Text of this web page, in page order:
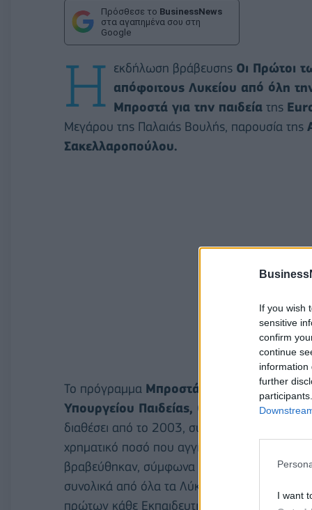
If you wish
sensitive
confirm
continue
information
further
I want
Πρόσθεσε το BusinessNews
στα αγαπημένα σου στη
Google
Η εκδήλωση βράβευσης Οι Πρώτοι
απόφοιτους Λυκείου από όλη
Μπροστά για την παιδεία της
Μεγάρου της Παλαιάς Βουλής, παρουσία της
Σακελλαροπούλου.
Το πρόγραμμα Μπροστά για την Παιδεία,
Υπουργείου Παιδείας, Θρησκευμάτων &
διαθέσει από το 2003, συνολικά για τις
χρηματικό ποσό που αγγίζει τα
βραβεύθηκαν, σύμφωνα με τους όρους του
συνολικά από όλα τα Λύκεια της χώρας. Η
πρώτων κάθε Εκπαιδευτικής Περιφέρειας